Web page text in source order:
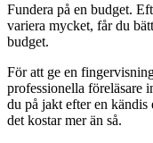
Fundera på en budget.
variera mycket, får du
budget.
För att ge en
professionella föreläsare
du på jakt efter en kändis
det kostar mer än så.